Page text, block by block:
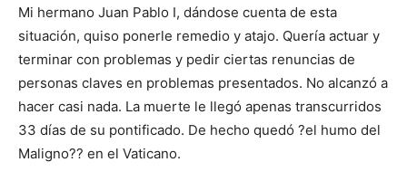
Mi hermano Juan Pablo I, dándose cuenta de esta
situación, quiso ponerle remedio y atajo. Quería actuar y
terminar con problemas y pedir ciertas renuncias de
personas claves en problemas presentados. No alcanzó a
hacer casi nada. La muerte le llegó apenas transcurridos
33 días de su pontificado. De hecho quedó ?el humo del
Maligno?? en el Vaticano.